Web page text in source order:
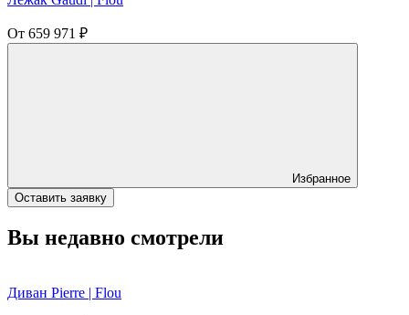
От 659 971 ₽
Избранное
Оставить заявку
Вы недавно смотрели
Диван Pierre | Flou